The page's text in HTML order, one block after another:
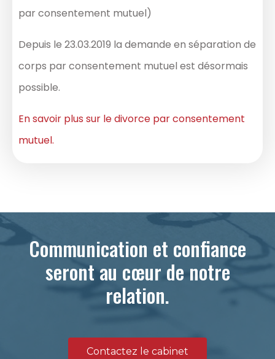
par consentement mutuel)
Depuis le 23.03.2019 la demande en séparation de
corps par consentement mutuel est désormais
possible.
En savoir plus sur le divorce par consentement
mutuel.
Communication et confiance
seront au cœur de notre
relation.
Contactez le cabinet